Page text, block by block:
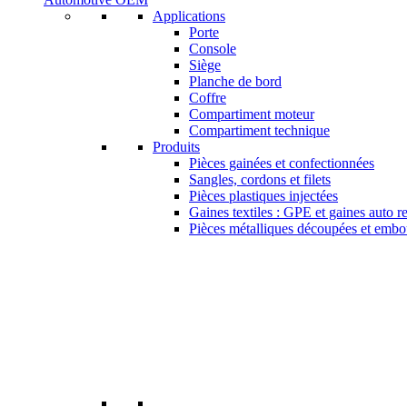
Applications
Porte
Console
Siège
Planche de bord
Coffre
Compartiment moteur
Compartiment technique
Produits
Pièces gainées et confectionnées
Sangles, cordons et filets
Pièces plastiques injectées
Gaines textiles : GPE et gaines auto
Pièces métalliques découpées et